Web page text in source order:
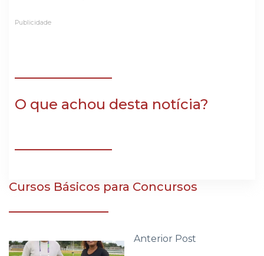
Publicidade
O que achou desta notícia?
Cursos Básicos para Concursos
Anterior Post